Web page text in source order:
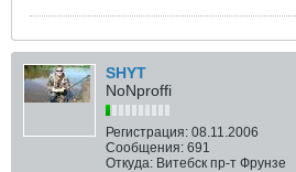
SHYT
NoNproffi
Регистрация: 08.11.2006
Сообщения: 691
Откуда: Витебск пр-т Фрунзе